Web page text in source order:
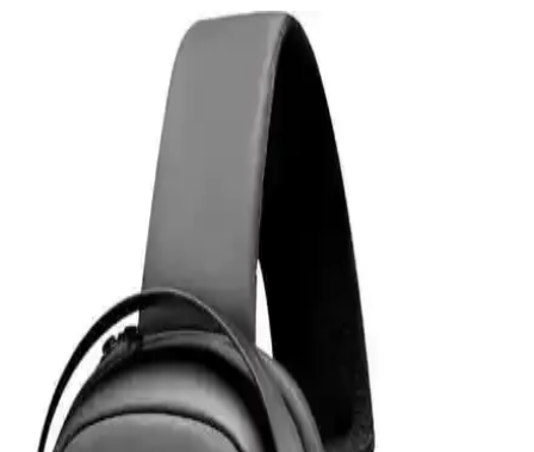
Samsung Galaxy Tab S9 Plus X810 için Microsonic
Temperli Cam Ekran Koruyucu Ürün Özellikleri ve
Microsonic temperli cam ekran koruyucu, Galaxy Tab S9 Plus
X810 modeline özel tasarımıyla yüksek dayanıklılık ve estetik sunar.
Çizilmelere karşı dirençli, kolay uygulanabilir ve kullanımı rahat bir
Powerway 128 GB USB 3.0 Metal Mini Flash Bellek
İnceleme ve Kullanım Özellikleri
Powerway 128 GB USB 3.0 metal mini bellek, yüksek hız ve
dayanıklılık sunan taşınabilir depolama çözümüdür. Şık tasarımı ve
geniş kapasitesiyle büyük dosya transferlerinde avantaj sağlar.
Z-Mobile MacBook Air M2 ve M3 13.6 İnç Koruma
Seti Detaylı İnceleme ve Analiz